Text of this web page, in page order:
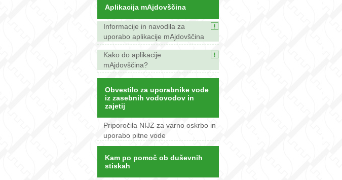
Aplikacija mAjdovščina
Informacije in navodila za
uporabo aplikacije mAjdovščina
Kako do aplikacije
mAjdovščina?
Obvestilo za uporabnike vode
iz zasebnih vodovodov in
zajetij
Priporočila NIJZ za varno oskrbo in
uporabo pitne vode
Kam po pomoč ob duševnih
stiskah